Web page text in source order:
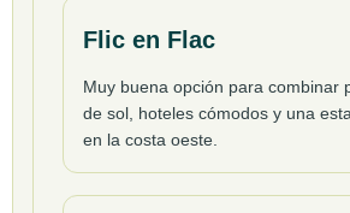
Flic en Flac
Muy buena opción para combinar
de sol, hoteles cómodos y una
en la costa oeste.